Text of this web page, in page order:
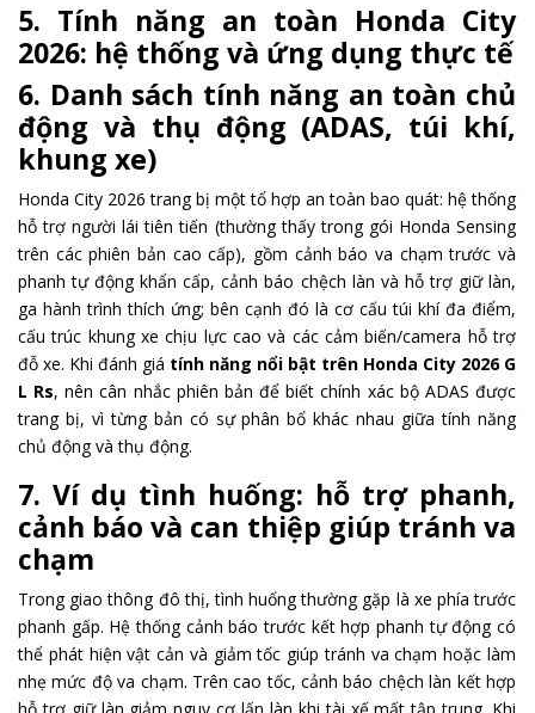
5. Tính năng an toàn Honda City
2026: hệ thống và ứng dụng thực tế
6. Danh sách tính năng an toàn chủ
động và thụ động (ADAS, túi khí,
khung xe)
Honda City 2026 trang bị một tổ hợp an toàn bao quát: hệ thống
hỗ trợ người lái tiên tiến (thường thấy trong gói Honda Sensing
trên các phiên bản cao cấp), gồm cảnh báo va chạm trước và
phanh tự động khẩn cấp, cảnh báo chệch làn và hỗ trợ giữ làn,
ga hành trình thích ứng; bên cạnh đó là cơ cấu túi khí đa điểm,
cấu trúc khung xe chịu lực cao và các cảm biến/camera hỗ trợ
đỗ xe. Khi đánh giá tính năng nổi bật trên Honda City 2026 G
L Rs, nên cân nhắc phiên bản để biết chính xác bộ ADAS được
trang bị, vì từng bản có sự phân bổ khác nhau giữa tính năng
chủ động và thụ động.
7. Ví dụ tình huống: hỗ trợ phanh,
cảnh báo và can thiệp giúp tránh va
chạm
Trong giao thông đô thị, tình huống thường gặp là xe phía trước
phanh gấp. Hệ thống cảnh báo trước kết hợp phanh tự động có
thể phát hiện vật cản và giảm tốc giúp tránh va chạm hoặc làm
nhẹ mức độ va chạm. Trên cao tốc, cảnh báo chệch làn kết hợp